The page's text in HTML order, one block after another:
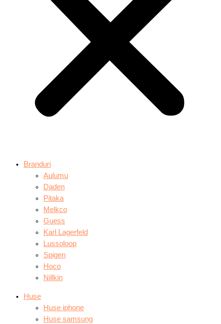
Branduri
Aulumu
Daden
Pitaka
Melkco
Guess
Karl Lagerfeld
Lussoloop
Spigen
Hoco
Nillkin
Huse
Huse iphone
Huse samsung